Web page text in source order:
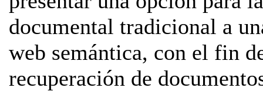
documental tradicional a
web semántica, con el fin
recuperación de